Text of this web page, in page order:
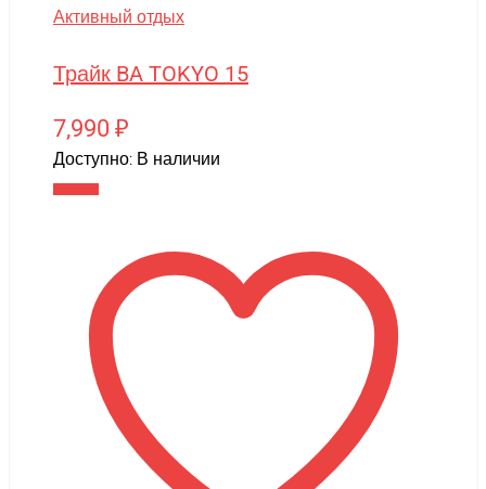
Активный отдых
Трайк BA TOKYO 15
7,990 ₽
Доступно: В наличии